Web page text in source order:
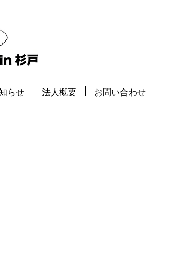
らせ 法人概要 お問い合わせ